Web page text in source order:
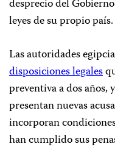
desprecio del
leyes de su propio país.
Las autoridades
disposiciones legales
preventiva a dos años,
presentan nuevas
incorporan
han cumplido sus